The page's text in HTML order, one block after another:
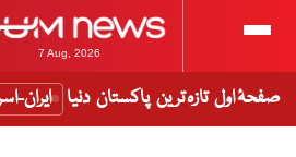
7 Aug, 2026
صفحۂ اول تازہ ترین پاکستان دنیا ایران-